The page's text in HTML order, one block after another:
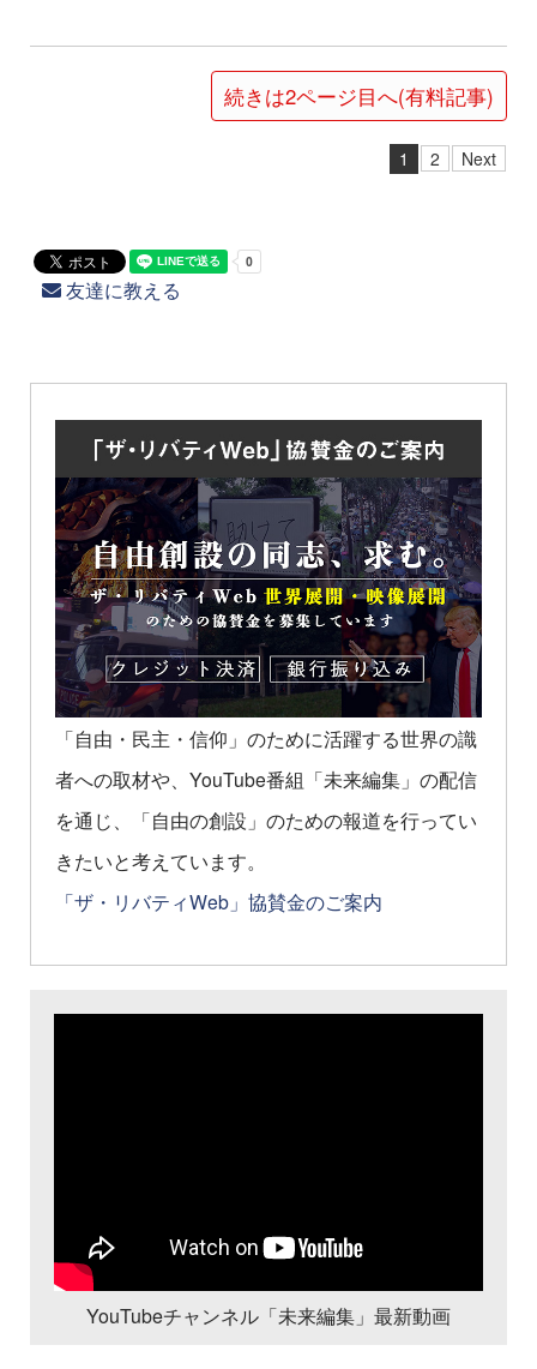
続きは2ページ目へ(有料記事)
1 2 Next
友達に教える
「自由・民主・信仰」のために活躍する世界の識
者への取材や、YouTube番組「未来編集」の配信
を通じ、「自由の創設」のための報道を行ってい
きたいと考えています。
「ザ・リバティWeb」協賛金のご案内
YouTubeチャンネル「未来編集」最新動画